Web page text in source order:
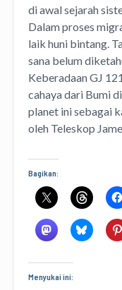
di awal sejarah
Dalam proses
laik huni bintang.
sana belum
Keberadaan GJ
cahaya dari Bumi
planet ini sebagai
oleh Teleskop
Bagikan:
Menyukai ini: